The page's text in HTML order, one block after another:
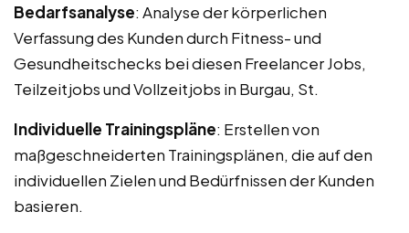
Bedarfsanalyse: Analyse der körperlichen
Verfassung des Kunden durch Fitness- und
Gesundheitschecks bei diesen Freelancer Jobs,
Teilzeitjobs und Vollzeitjobs in Burgau, St.
Individuelle Trainingspläne: Erstellen von
maßgeschneiderten Trainingsplänen, die auf den
individuellen Zielen und Bedürfnissen der Kunden
basieren.